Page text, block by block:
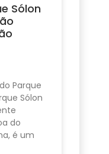
Sólon
Parque
Sólon
do
é um